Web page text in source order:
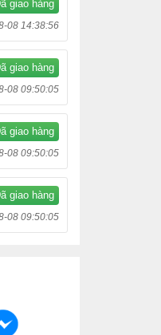
giao hàng
08 14:38:56
giao hàng
08 09:50:05
giao hàng
08 09:50:05
giao hàng
08 09:50:05